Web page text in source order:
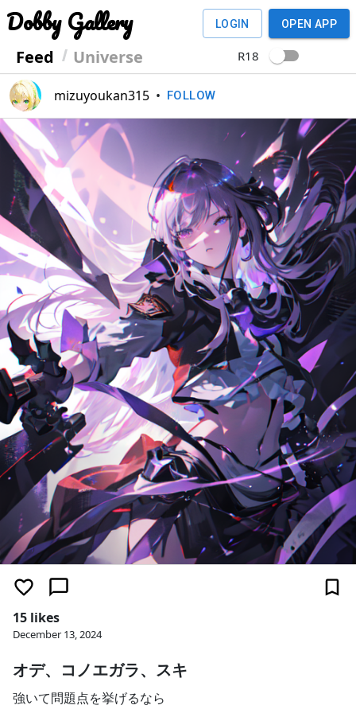
Dobby Gallery
Feed Universe
LOGIN OPEN APP
R18
mizuyoukan315 • FOLLOW
15 likes
December 13, 2024
オデ、コノエガラ、スキ
強いて問題点を挙げるなら